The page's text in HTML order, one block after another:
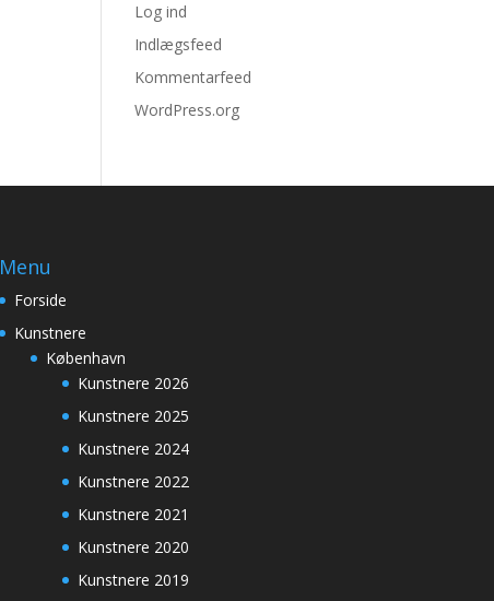
Log ind
Indlægsfeed
Kommentarfeed
WordPress.org
Menu
Forside
Kunstnere
København
Kunstnere 2026
Kunstnere 2025
Kunstnere 2024
Kunstnere 2022
Kunstnere 2021
Kunstnere 2020
Kunstnere 2019